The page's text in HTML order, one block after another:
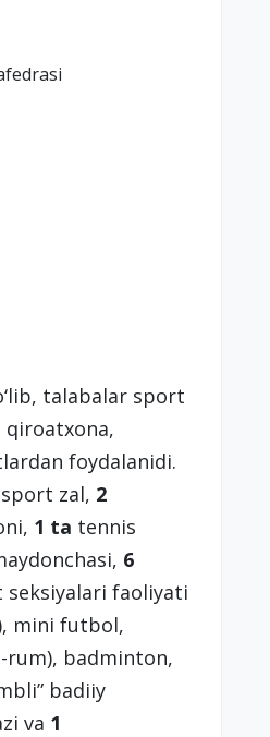
talabalar sport
qiroatxona,
foydalanidi.
zal, 2
1 ta tennis
6
seksiyalari faoliyati
mini futbol,
rum), badminton,
badiiy
va 1